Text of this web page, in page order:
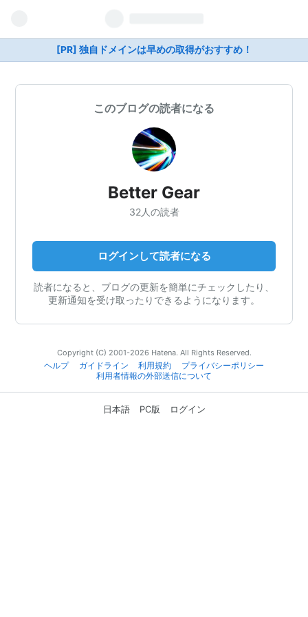
[PR] 独自ドメインは早めの取得がおすすめ！
このブログの読者になる
Better Gear
32人の読者
ログインして読者になる
読者になると、ブログの更新を簡単にチェックしたり、
更新通知を受け取ったりできるようになります。
Copyright (C) 2001-2026 Hatena. All Rights Reserved.
ヘルプ
ガイドライン 利用規約
プライバシーポリシー
利用者情報の外部送信について
日本語 PC版 ログイン